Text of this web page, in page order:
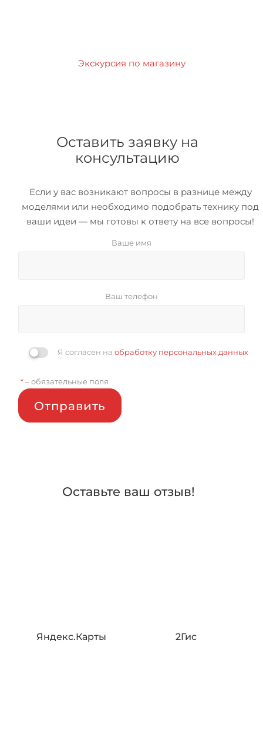
Экскурсия по магазину
Оставить заявку на
консультацию
Если у вас возникают вопросы в разнице между
моделями или необходимо подобрать технику под
ваши идеи — мы готовы к ответу на все вопросы!
Ваше имя
Ваш телефон
Я согласен на обработку персональных данных
Отправить
* – обязательные поля
Оставьте ваш отзыв!
Яндекс.Карты 2Гис